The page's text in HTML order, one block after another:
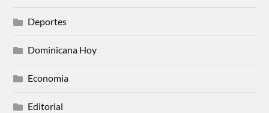
Deportes
Dominicana Hoy
Economia
Editorial